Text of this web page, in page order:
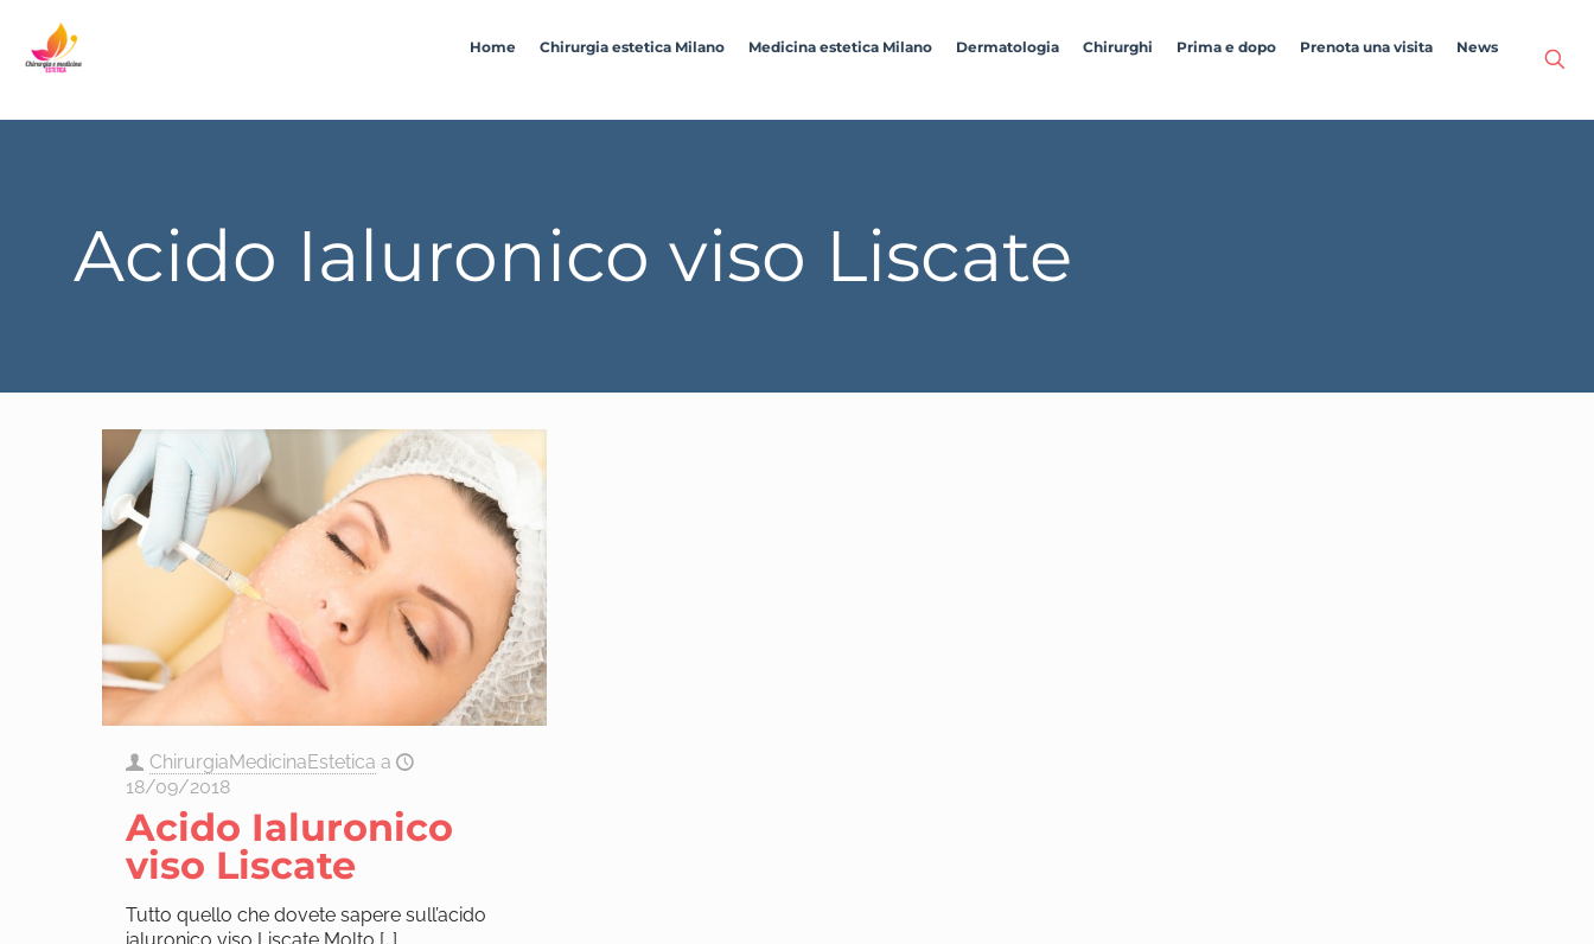
Home Chirurgia estetica Milano Medicina estetica Milano Dermatologia Chirurghi Prima e dopo Prenota una visita News
Acido Ialuronico viso Liscate
ChirurgiaMedicinaEstetica a
18/09/2018
Acido Ialuronico
viso Liscate
Tutto quello che dovete sapere sull’acido
ialuronico viso Liscate Molto […]